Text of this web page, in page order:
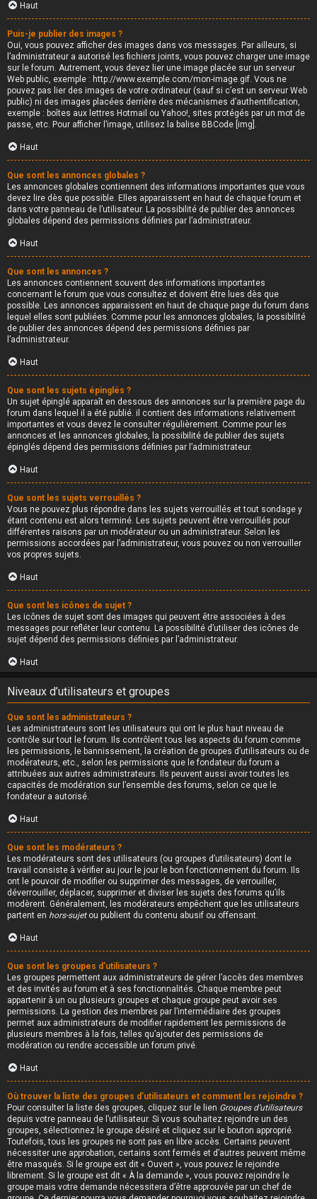
Haut
Puis-je publier des images ?
Oui, vous pouvez afficher des images dans vos messages. Par ailleurs, si
l’administrateur a autorisé les fichiers joints, vous pouvez charger une image
sur le forum. Autrement, vous devez lier une image placée sur un serveur
Web public, exemple : http://www.exemple.com/mon-image.gif. Vous ne
pouvez pas lier des images de votre ordinateur (sauf si c’est un serveur Web
public) ni des images placées derrière des mécanismes d’authentification,
exemple : boîtes aux lettres Hotmail ou Yahoo!, sites protégés par un mot de
passe, etc. Pour afficher l’image, utilisez la balise BBCode [img].
Haut
Que sont les annonces globales ?
Les annonces globales contiennent des informations importantes que vous
devez lire dès que possible. Elles apparaissent en haut de chaque forum et
dans votre panneau de l’utilisateur. La possibilité de publier des annonces
globales dépend des permissions définies par l’administrateur.
Haut
Que sont les annonces ?
Les annonces contiennent souvent des informations importantes
concernant le forum que vous consultez et doivent être lues dès que
possible. Les annonces apparaissent en haut de chaque page du forum dans
lequel elles sont publiées. Comme pour les annonces globales, la possibilité
de publier des annonces dépend des permissions définies par
l’administrateur.
Haut
Que sont les sujets épinglés ?
Un sujet épinglé apparaît en dessous des annonces sur la première page du
forum dans lequel il a été publié. il contient des informations relativement
importantes et vous devez le consulter régulièrement. Comme pour les
annonces et les annonces globales, la possibilité de publier des sujets
épinglés dépend des permissions définies par l’administrateur.
Haut
Que sont les sujets verrouillés ?
Vous ne pouvez plus répondre dans les sujets verrouillés et tout sondage y
étant contenu est alors terminé. Les sujets peuvent être verrouillés pour
différentes raisons par un modérateur ou un administrateur. Selon les
permissions accordées par l’administrateur, vous pouvez ou non verrouiller
vos propres sujets.
Haut
Que sont les icônes de sujet ?
Les icônes de sujet sont des images qui peuvent être associées à des
messages pour refléter leur contenu. La possibilité d’utiliser des icônes de
sujet dépend des permissions définies par l’administrateur.
Haut
Niveaux d’utilisateurs et groupes
Que sont les administrateurs ?
Les administrateurs sont les utilisateurs qui ont le plus haut niveau de
contrôle sur tout le forum. Ils contrôlent tous les aspects du forum comme
les permissions, le bannissement, la création de groupes d’utilisateurs ou de
modérateurs, etc., selon les permissions que le fondateur du forum a
attribuées aux autres administrateurs. Ils peuvent aussi avoir toutes les
capacités de modération sur l’ensemble des forums, selon ce que le
fondateur a autorisé.
Haut
Que sont les modérateurs ?
Les modérateurs sont des utilisateurs (ou groupes d’utilisateurs) dont le
travail consiste à vérifier au jour le jour le bon fonctionnement du forum. Ils
ont le pouvoir de modifier ou supprimer des messages, de verrouiller,
déverrouiller, déplacer, supprimer et diviser les sujets des forums qu’ils
modèrent. Généralement, les modérateurs empêchent que les utilisateurs
partent en hors-sujetou publient du contenu abusif ou offensant.
Haut
Que sont les groupes d’utilisateurs ?
Les groupes permettent aux administrateurs de gérer l’accès des membres
et des invités au forum et à ses fonctionnalités. Chaque membre peut
appartenir à un ou plusieurs groupes et chaque groupe peut avoir ses
permissions. La gestion des membres par l’intermédiaire des groupes
permet aux administrateurs de modifier rapidement les permissions de
plusieurs membres à la fois, telles qu’ajouter des permissions de
modération ou rendre accessible un forum privé.
Haut
Où trouver la liste des groupes d’utilisateurs et comment les rejoindre ?
Pour consulter la liste des groupes, cliquez sur le lien Groupes d’utilisateurs
depuis votre panneau de l’utilisateur. Si vous souhaitez rejoindre un des
groupes, sélectionnez le groupe désiré et cliquez sur le bouton approprié.
Toutefois, tous les groupes ne sont pas en libre accès. Certains peuvent
nécessiter une approbation, certains sont fermés et d’autres peuvent même
être masqués. Si le groupe est dit « Ouvert », vous pouvez le rejoindre
librement. Si le groupe est dit « À la demande », vous pouvez rejoindre le
groupe mais votre demande nécessitera d’être approuvée par un chef de